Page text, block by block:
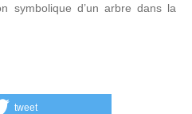
symbolique d’un arbre dans la
tweet